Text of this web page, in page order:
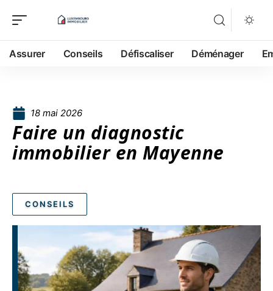
Assurer Conseils Défiscaliser Déménager
18 mai 2026
Faire un diagnostic
immobilier en Mayenne
CONSEILS